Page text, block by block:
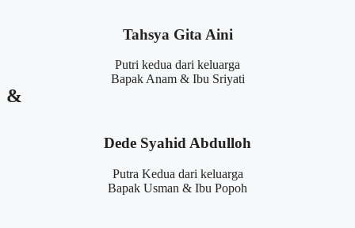
Tahsya Gita Aini
Putri kedua dari keluarga
Bapak Anam & Ibu Sriyati
&
Dede Syahid Abdulloh
Putra Kedua dari keluarga
Bapak Usman & Ibu Popoh